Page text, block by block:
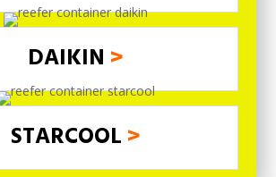
DAIKIN >
STARCOOL >